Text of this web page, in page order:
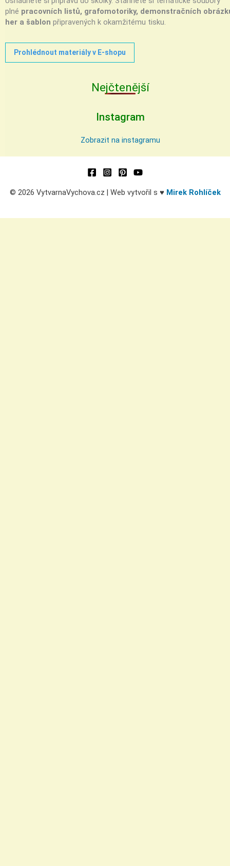
plné pracovních listů, grafomotoriky, demonstračních
her a šablon připravených k okamžitému tisku.
Prohlédnout materiály v E-shopu
Nejčtenější
Instagram
Zobrazit na instagramu
© 2026 VytvarnaVychova.cz | Web vytvořil s ♥ Mirek Rohlíček